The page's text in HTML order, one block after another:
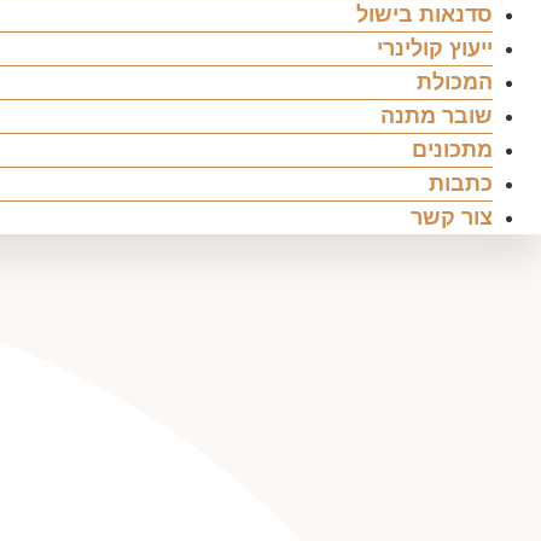
סדנאות בישול
ייעוץ קולינרי
המכולת
שובר מתנה
מתכונים
כתבות
צור קשר